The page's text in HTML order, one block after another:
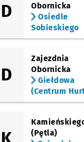
(Okulickiego)
Zakrzów
D
Obornicka
Osiedle
Sobieskiego
D
Zajezdnia
Obornicka
Giełdowa
(Centrum
(Pętla)